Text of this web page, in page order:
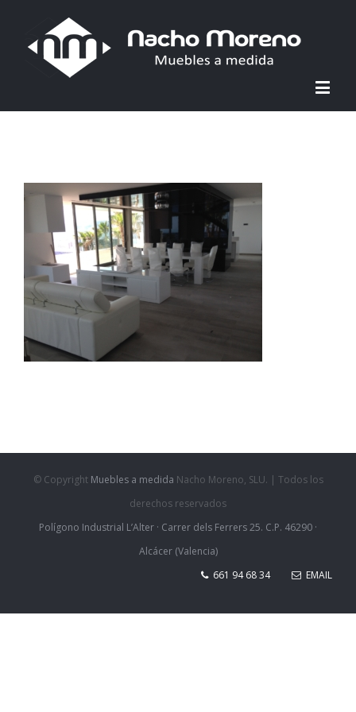
© Copyright Muebles a medida Nacho Moreno, SLU. | Todos los
derechos reservados
Polígono Industrial L’Alter · Carrer dels Ferrers 25. C.P. 46290 ·
Alcácer (Valencia)
661 94 68 34
EMAIL